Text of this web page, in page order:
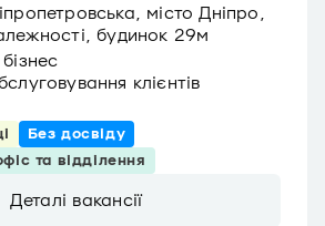
місто Дніпро,
будинок 29м
клієнтів
Без досвіду
та відділення
Деталі вакансії